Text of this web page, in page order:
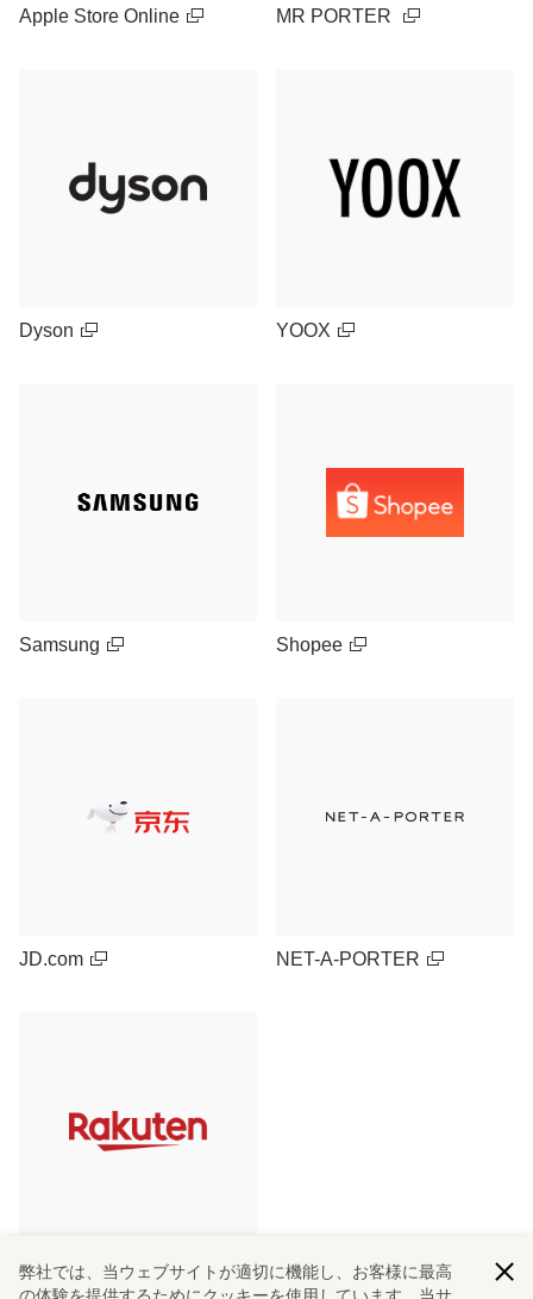
Apple Store Online MR PORTER
Dyson YOOX
Samsung Shopee
JD.com NET-A-PORTER
Rakuten Ichiba (Japan)
弊社では、当ウェブサイトが適切に機能し、お客様に最高
の体験を提供するためにクッキーを使用しています。当サ